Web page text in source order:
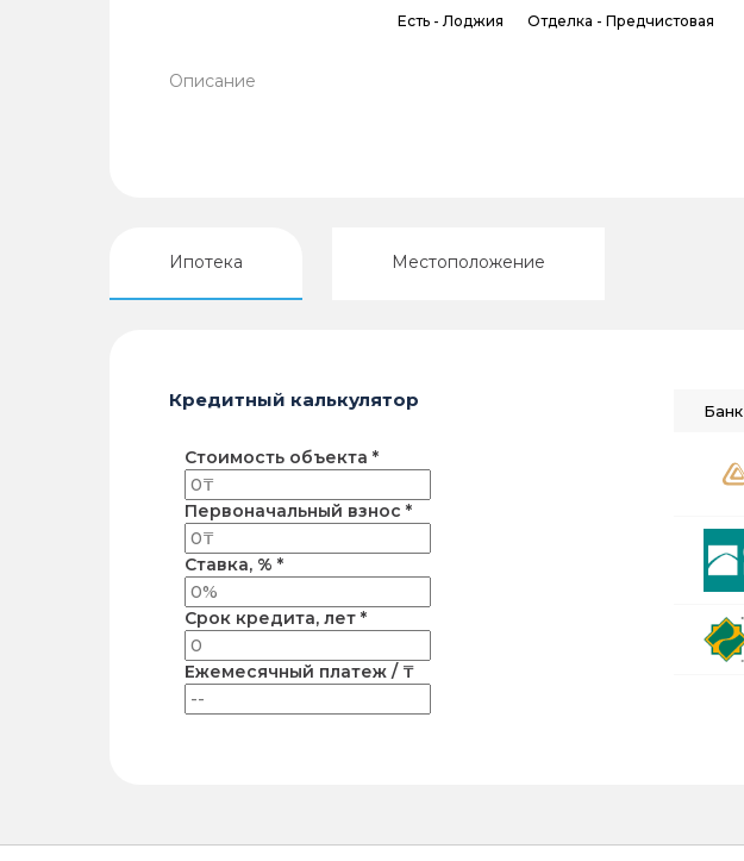
Есть -Лоджия Отделка - Предчистовая
Описание
Ипотека Местоположение
Кредитный калькулятор
Стоимость объекта *
Первоначальный взнос *
Ставка, % *
Срок кредита, лет *
Ежемесячный платеж / ₸
Банк